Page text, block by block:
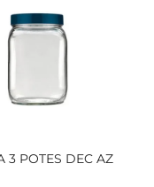
ambiente e
3 POTES DEC AZ